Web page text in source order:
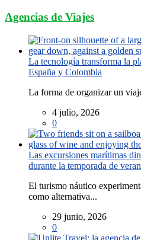
Agencias de Viajes
La tecnología transforma la
España y Colombia
La forma de organizar un
4 julio, 2026
0
Las excursiones marítimas
durante la temporada de
El turismo náutico
como alternativa...
29 junio, 2026
0